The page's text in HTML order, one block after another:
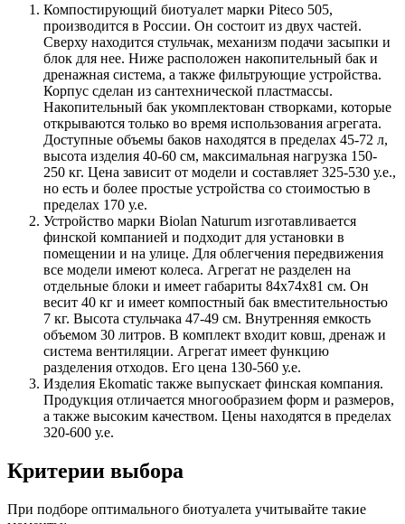
Компостирующий биотуалет марки Piteco 505,
производится в России. Он состоит из двух частей.
Сверху находится стульчак, механизм подачи засыпки и
блок для нее. Ниже расположен накопительный бак и
дренажная система, а также фильтрующие устройства.
Корпус сделан из сантехнической пластмассы.
Накопительный бак укомплектован створками, которые
открываются только во время использования агрегата.
Доступные объемы баков находятся в пределах 45-72 л,
высота изделия 40-60 см, максимальная нагрузка 150-
250 кг. Цена зависит от модели и составляет 325-530 у.е.,
но есть и более простые устройства со стоимостью в
пределах 170 у.е.
Устройство марки Biolan Naturum изготавливается
финской компанией и подходит для установки в
помещении и на улице. Для облегчения передвижения
все модели имеют колеса. Агрегат не разделен на
отдельные блоки и имеет габариты 84х74х81 см. Он
весит 40 кг и имеет компостный бак вместительностью
7 кг. Высота стульчака 47-49 см. Внутренняя емкость
объемом 30 литров. В комплект входит ковш, дренаж и
система вентиляции. Агрегат имеет функцию
разделения отходов. Его цена 130-560 у.е.
Изделия Ekomatic также выпускает финская компания.
Продукция отличается многообразием форм и размеров,
а также высоким качеством. Цены находятся в пределах
320-600 у.е.
Критерии выбора
При подборе оптимального биотуалета учитывайте такие